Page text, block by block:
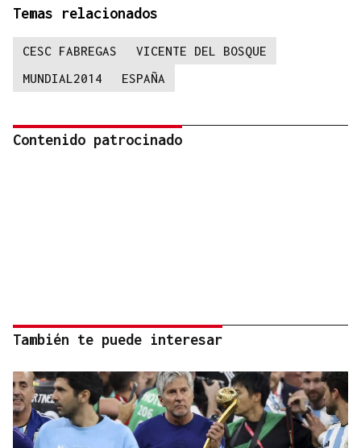
Temas relacionados
CESC FABREGAS
VICENTE DEL BOSQUE
MUNDIAL2014
ESPAÑA
Contenido patrocinado
También te puede interesar